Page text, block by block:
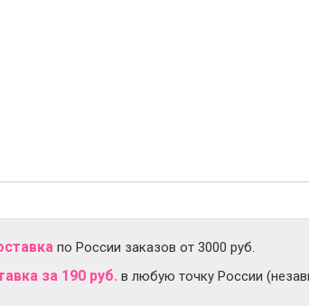
по России заказов от 3000 руб.
за 190 руб. в любую точку России